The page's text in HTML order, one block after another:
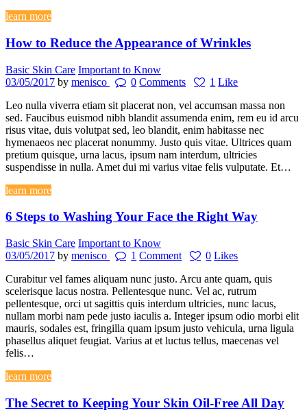
learn more
How to Reduce the Appearance of Wrinkles
Basic Skin Care Important to Know
03/05/2017 by menisco 0 Comments 1 Like
Leo nulla viverra etiam sit placerat non, vel accumsan massa non
sed. Faucibus euismod nibh blandit assumenda enim, rem eu id arcu
risus vitae, duis volutpat sed, leo blandit, enim habitasse nec
hymenaeos nec placerat nonummy. Justo quis vitae. Ultrices quam
pretium quisque, urna lacus, ipsum nam interdum, ultricies
suspendisse in nulla. Amet dui mi varius vitae felis vulputate. Et…
learn more
6 Steps to Washing Your Face the Right Way
Basic Skin Care Important to Know
03/05/2017 by menisco 1 Comment 0 Likes
Curabitur vel fames aliquam nunc justo. Arcu ante quam, quis
scelerisque lacus nostra. Pellentesque nunc. Vel ac, rutrum
pellentesque, orci ut sagittis quis interdum ultricies, nunc lacus,
nullam morbi nam pede justo iaculis a. Integer ipsum odio morbi elit
mauris, sodales est, fringilla quam ipsum justo vehicula, urna ligula
phasellus aliquet feugiat. Varius at et luctus tellus, maecenas vel
felis…
learn more
The Secret to Keeping Your Skin Oil-Free All Day